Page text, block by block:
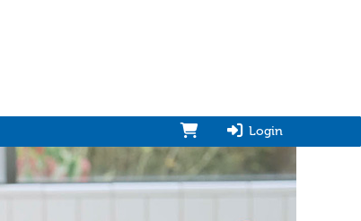
Login
vorwärts